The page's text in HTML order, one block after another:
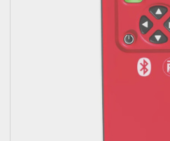
Schließen